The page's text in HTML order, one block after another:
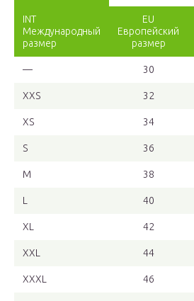
INT
Международный
размер
EU
Европейский
размер
— 30
XXS 32
XS 34
S 36
M 38
L 40
XL 42
XXL 44
XXXL 46